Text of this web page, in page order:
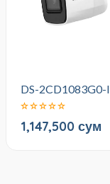
DS-2CD1083G0-I
1,147,500 сум